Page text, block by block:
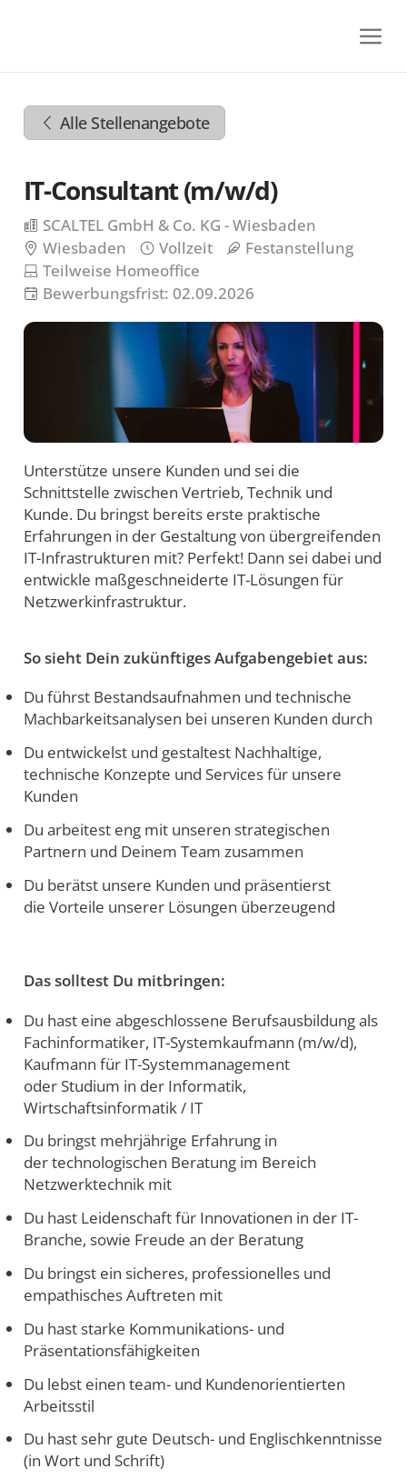
Zur
Navigation
springen
Zum
springen
Alle Stellenangebote
IT-Consultant (m/w/d)
SCALTEL GmbH & Co. KG - Wiesbaden
Wiesbaden
Vollzeit
Festanstellung
Teilweise Homeoffice
Bewerbungsfrist: 02.09.2026
Unterstütze unsere Kunden und sei die
Schnittstelle zwischen Vertrieb, Technik und
Kunde. Du bringst bereits erste praktische
Erfahrungen in der Gestaltung von übergreifenden
IT-Infrastrukturen mit? Perfekt! Dann sei dabei und
entwickle maßgeschneiderte IT-Lösungen für
Netzwerkinfrastruktur.
So sieht Dein zukünftiges Aufgabengebiet aus:
Du führst Bestandsaufnahmen und technische
Machbarkeitsanalysen bei unseren Kunden durch
Du entwickelst und gestaltest Nachhaltige,
technische Konzepte und Services für unsere
Kunden
Du arbeitest eng mit unseren strategischen
Partnern und Deinem Team zusammen
Du berätst unsere Kunden und präsentierst
die Vorteile unserer Lösungen überzeugend
Das solltest Du mitbringen:
Du hast eine abgeschlossene Berufsausbildung als
Fachinformatiker, IT-Systemkaufmann (m/w/d),
Kaufmann für IT-Systemmanagement
oder Studium in der Informatik,
Wirtschaftsinformatik / IT
Du bringst mehrjährige Erfahrung in
der technologischen Beratung im Bereich
Netzwerktechnik mit
Du hast Leidenschaft für Innovationen in der IT-
Branche, sowie Freude an der Beratung
Du bringst ein sicheres, professionelles und
empathisches Auftreten mit
Du hast starke Kommunikations- und
Präsentationsfähigkeiten
Du lebst einen team- und Kundenorientierten
Arbeitsstil
Du hast sehr gute Deutsch- und Englischkenntnisse
(in Wort und Schrift)